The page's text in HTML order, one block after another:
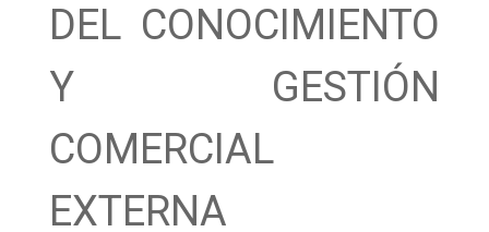
DEL CONOCIMIENTO
Y GESTIÓN
COMERCIAL
EXTERNA